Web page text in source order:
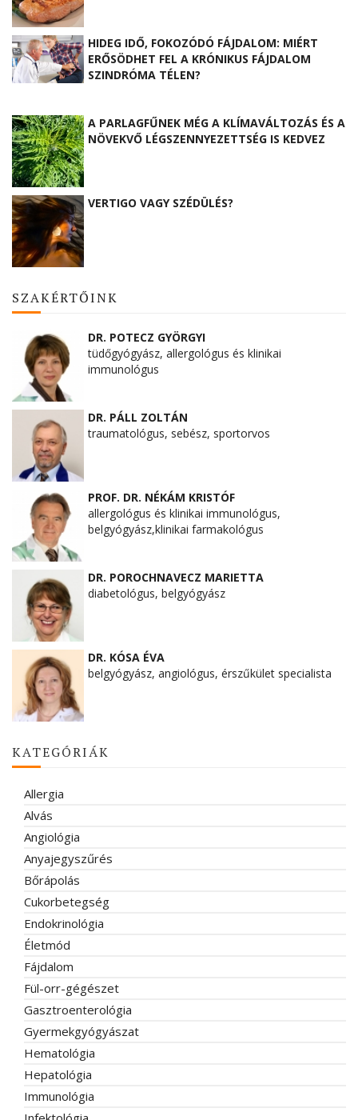
HIDEG IDŐ, FOKOZÓDÓ FÁJDALOM: MIÉRT
ERŐSÖDHET FEL A KRÓNIKUS FÁJDALOM
SZINDRÓMA TÉLEN?
A PARLAGFŰNEK MÉG A KLÍMAVÁLTOZÁS ÉS A
NÖVEKVŐ LÉGSZENNYEZETTSÉG IS KEDVEZ
VERTIGO VAGY SZÉDÜLÉS?
SZAKÉRTŐINK
DR. POTECZ GYÖRGYI
tüdőgyógyász, allergológus és klinikai
immunológus
DR. PÁLL ZOLTÁN
traumatológus, sebész, sportorvos
PROF. DR. NÉKÁM KRISTÓF
allergológus és klinikai immunológus,
belgyógyász,klinikai farmakológus
DR. POROCHNAVECZ MARIETTA
diabetológus, belgyógyász
DR. KÓSA ÉVA
belgyógyász, angiológus, érszűkület specialista
KATEGÓRIÁK
Allergia
Alvás
Angiológia
Anyajegyszűrés
Bőrápolás
Cukorbetegség
Endokrinológia
Életmód
Fájdalom
Fül-orr-gégészet
Gasztroenterológia
Gyermekgyógyászat
Hematológia
Hepatológia
Immunológia